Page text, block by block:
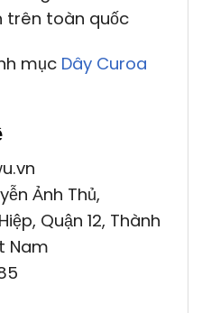
trên toàn quốc
mục Dây Curoa
Ảnh Thủ,
Quận 12, Thành
Nam